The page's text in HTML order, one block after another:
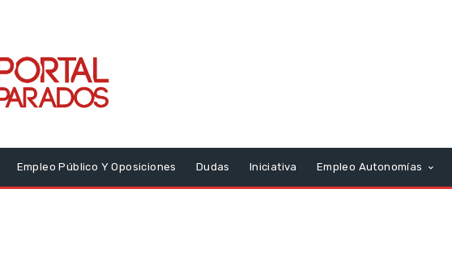
Empleo Público Y Oposiciones Dudas Iniciativa Empleo Autonomías